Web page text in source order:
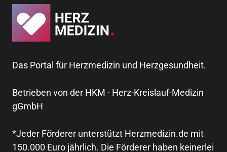
Das Portal für Herzmedizin und Herzgesundheit.
Betrieben von der HKM - Herz-Kreislauf-Medizin
gGmbH
*Jeder Förderer unterstützt Herzmedizin.de mit
150.000 Euro jährlich. Die Förderer haben keinerlei